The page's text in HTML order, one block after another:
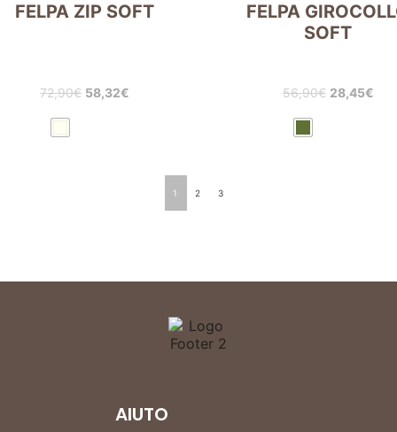
FELPA
SOFT
56,90€ 28,45€
FELPA ZIP SOFT
72,90€ 58,32€
1 2 3
AIUTO